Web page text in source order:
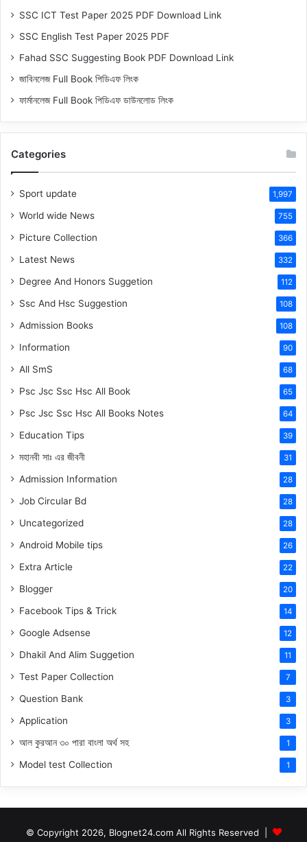
SSC ICT Test Paper 2025 PDF Download Link
SSC English Test Paper 2025 PDF
Fahad SSC Suggesting Book PDF Download Link
জাবিনলেজ Full Book পিডিএফ লিংক
ফার্মানলেজ Full Book পিডিএফ ডাউনলোড লিংক
Categories
Sport update 1,997
World wide News 755
Picture Collection 366
Latest News 332
Degree And Honors Suggetion 112
Ssc And Hsc Suggestion 108
Admission Books 108
Information 90
All SmS 68
Psc Jsc Ssc Hsc All Book 65
Psc Jsc Ssc Hsc All Books Notes 64
Education Tips 39
মহানবী সাঃ এর জীবনী 31
Admission Information 28
Job Circular Bd 28
Uncategorized 28
Android Mobile tips 26
Extra Article 22
Blogger 20
Facebook Tips & Trick 14
Google Adsense 12
Dhakil And Alim Suggetion 11
Test Paper Collection 7
Question Bank 3
Application 3
আল কুরআন ৩০ পারা বাংলা অর্থ সহ 1
Model test Collection 1
© Copyright 2026, Blognet24.com All Rights Reserved |